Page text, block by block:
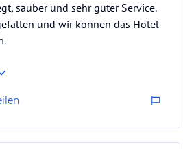
sauber und sehr guter Service.
und wir können das Hotel